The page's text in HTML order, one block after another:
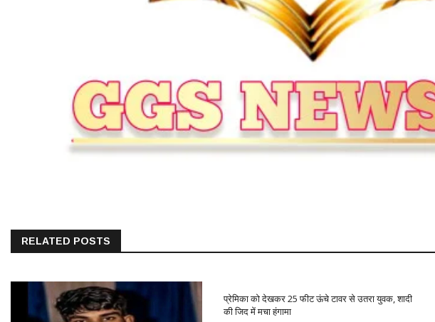
RELATED POSTS
प्रेमिका को देखकर 25 फीट ऊंचे टावर से उतरा युवक, शादी
की जिद में मचा हंगामा